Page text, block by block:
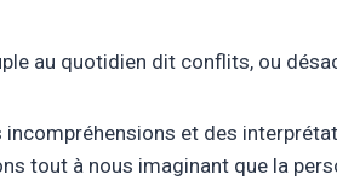
au quotidien dit conflits, ou
incompréhensions et des
tout à nous imaginant que la